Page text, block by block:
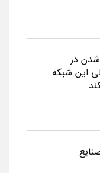
در
این شبکه